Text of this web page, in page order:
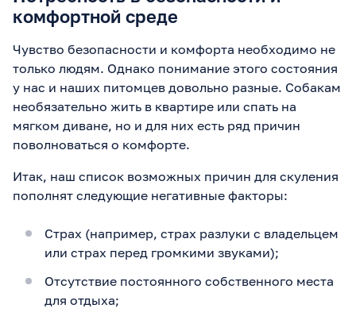
комфортной среде
Чувство безопасности и комфорта необходимо не
только людям. Однако понимание этого состояния
у нас и наших питомцев довольно разные. Собакам
необязательно жить в квартире или спать на
мягком диване, но и для них есть ряд причин
поволноваться о комфорте.
Итак, наш список возможных причин для скуления
пополнят следующие негативные факторы:
Страх (например, страх разлуки с владельцем
или страх перед громкими звуками);
Отсутствие постоянного собственного места
для отдыха;